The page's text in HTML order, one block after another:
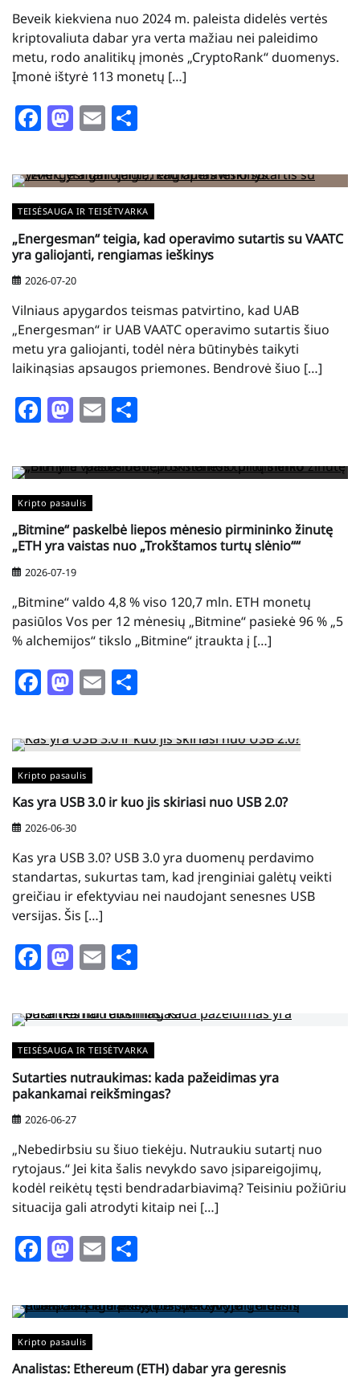
Beveik kiekviena nuo 2024 m. paleista didelės vertės
kriptovaliuta dabar yra verta mažiau nei paleidimo
metu, rodo analitikų įmonės „CryptoRank“ duomenys.
Įmonė ištyrė 113 monetų […]
Facebook
Mastodon
Email
TEISĖSAUGA IR TEISĖTVARKA
„Energesman“ teigia, kad operavimo sutartis su VAATC
yra galiojanti, rengiamas ieškinys
2026-07-20
Vilniaus apygardos teismas patvirtino, kad UAB
„Energesman“ ir UAB VAATC operavimo sutartis šiuo
metu yra galiojanti, todėl nėra būtinybės taikyti
laikinąsias apsaugos priemones. Bendrovė šiuo […]
Facebook
Mastodon
Email
Kripto pasaulis
„Bitmine“ paskelbė liepos mėnesio pirmininko žinutę
„ETH yra vaistas nuo „Trokštamos turtų slėnio““
2026-07-19
„Bitmine“ valdo 4,8 % viso 120,7 mln. ETH monetų
pasiūlos Vos per 12 mėnesių „Bitmine“ pasiekė 96 % „5
% alchemijos“ tikslo „Bitmine“ įtraukta į […]
Facebook
Mastodon
Email
Kripto pasaulis
Kas yra USB 3.0 ir kuo jis skiriasi nuo USB 2.0?
2026-06-30
Kas yra USB 3.0? USB 3.0 yra duomenų perdavimo
standartas, sukurtas tam, kad įrenginiai galėtų veikti
greičiau ir efektyviau nei naudojant senesnes USB
versijas. Šis […]
Facebook
Mastodon
Email
TEISĖSAUGA IR TEISĖTVARKA
Sutarties nutraukimas: kada pažeidimas yra
pakankamai reikšmingas?
2026-06-27
„Nebedirbsiu su šiuo tiekėju. Nutraukiu sutartį nuo
rytojaus.“ Jei kita šalis nevykdo savo įsipareigojimų,
kodėl reikėtų tęsti bendradarbiavimą? Teisiniu požiūriu
situacija gali atrodyti kitaip nei […]
Facebook
Mastodon
Email
Kripto pasaulis
Analistas: Ethereum (ETH) dabar yra geresnis